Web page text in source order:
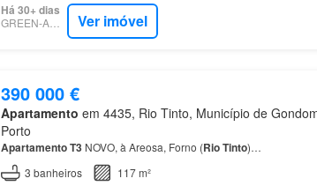
Há 30+ dias
GREEN-ACRES Ver imóvel
390 000 €
Apartamento em 4435, Rio Tinto, Município de
Porto
ApartamentoT3NOVO, à Areosa, Forno (RioTinto)…
3 banheiros
117 m²